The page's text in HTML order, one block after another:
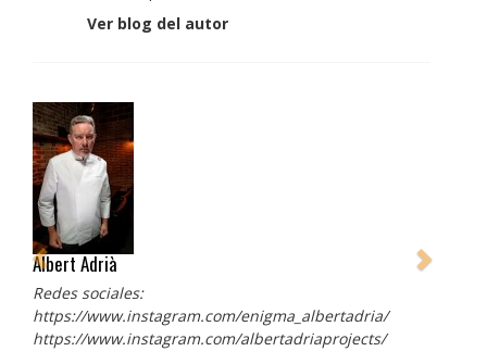
Ver blog del autor
Albert Adrià
Redes sociales:
https://www.instagram.com/enigma_albertadria/
https://www.instagram.com/albertadriaprojects/